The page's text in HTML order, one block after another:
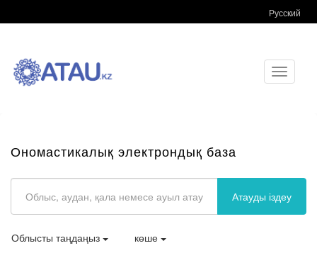
Русский
Toggle
Ономастикалық электрондық база
Атауды іздеу
Облысты таңдаңыз
көше